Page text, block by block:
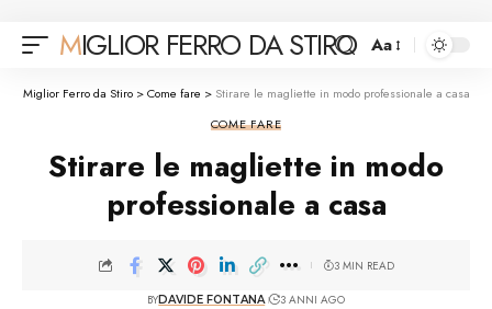
MIGLIOR FERRO DA STIRO
Font
Resizer
Aa
Miglior Ferro da Stiro>Come fare > Stirare le magliette in modo professionale a casa
COME FARE
Stirare le magliette in modo
professionale a casa
BYDAVIDE FONTANA 3 ANNI AGO
3 MIN READ